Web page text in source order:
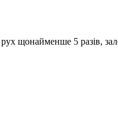
щонайменше 5 разів,